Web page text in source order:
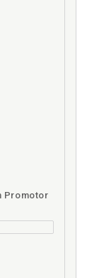
Promotor